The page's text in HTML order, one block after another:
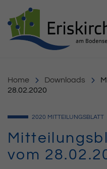
Home Downloads
28.02.2020
2020 MITTEILUNGSBLATT
vom